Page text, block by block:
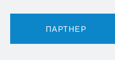
ПАРТНЕР